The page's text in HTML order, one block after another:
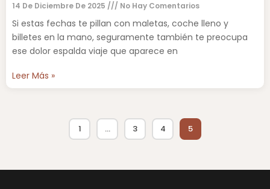
14 De Diciembre De 2025 No Hay Comentarios
Si estas fechas te pillan con maletas, coche lleno y
billetes en la mano, seguramente también te preocupa
ese dolor espalda viaje que aparece en
Leer Más »
1 … 3 4 5